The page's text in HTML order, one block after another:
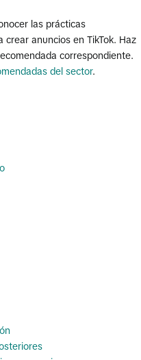
las prácticas
anuncios en TikTok. Haz
correspondiente.
del sector.